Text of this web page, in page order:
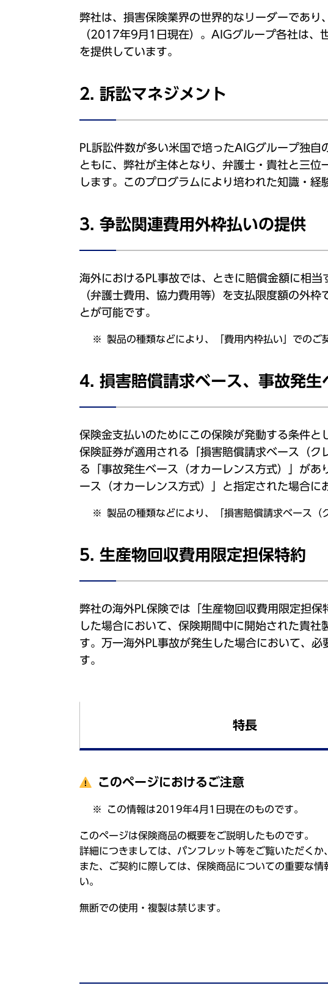
弊社は、損害保険業界の世界的なリーダーであ
（2017年9月1日現在）。AIGグループ各社は、
を提供しています。
2. 訴訟マネジメント
PL訴訟件数が多い米国で培ったAIGグループ独
ともに、弊社が主体となり、弁護士・貴社と三
します。このプログラムにより培われた知識・
3. 争訟関連費用外枠払いの提供
海外におけるPL事故では、ときに賠償金額に相
（弁護士費用、協力費用等）を支払限度額の外
とが可能です。
製品の種類などにより、「費用内枠払い」でのご
4. 損害賠償請求ベース、事故発生
保険金支払いのためにこの保険が発動する条件
保険証券が適用される「損害賠償請求ベース（
る「事故発生ベース（オカーレンス方式）」が
ース（オカーレンス方式）」と指定された場合に
製品の種類などにより、「損害賠償請求ベース（
5. 生産物回収費用限定担保特約
弊社の海外PL保険では「生産物回収費用限定担
した場合において、保険期間中に開始された貴
す。万一海外PL事故が発生した場合において、
す。
特長
このページにおけるご注意
この情報は2019年4月1日現在のものです。
このページは保険商品の概要をご説明したものです。
詳細につきましては、パンフレット等をご覧いただく
また、ご契約に際しては、保険商品についての重要な
い。
無断での使用・複製は禁じます。